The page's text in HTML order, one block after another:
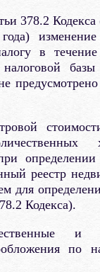
378.2
в
налоговой
реестр
для
Кодекса).
и
по